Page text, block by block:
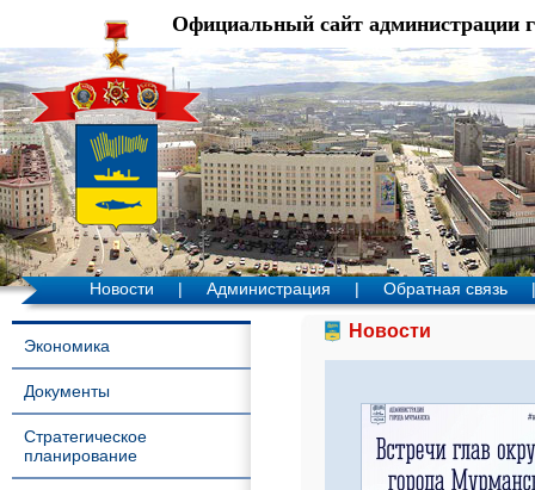
Официальный сайт администрации
Новости | Администрация | Обратная связь |
Экономика
Документы
Стратегическое
планирование
Новости